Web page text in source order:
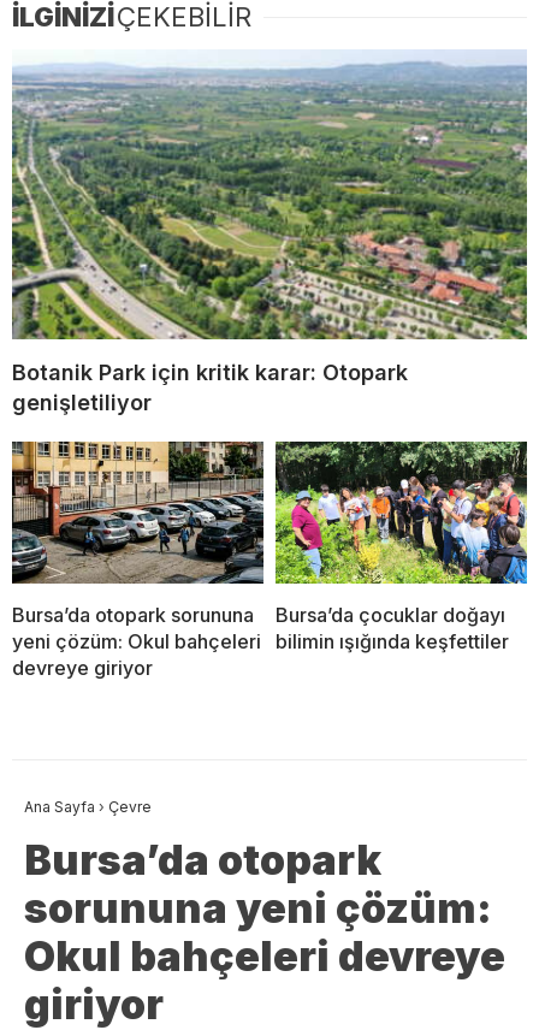
İLGİNİZİÇEKEBİLİR
Botanik Park için kritik karar: Otopark
genişletiliyor
Bursa’da otopark sorununa
yeni çözüm: Okul bahçeleri
devreye giriyor
Bursa’da çocuklar doğayı
bilimin ışığında keşfettiler
Ana Sayfa › Çevre
Bursa’da otopark
sorununa yeni çözüm:
Okul bahçeleri devreye
giriyor